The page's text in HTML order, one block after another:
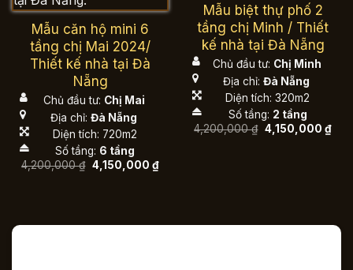
Mẫu căn hộ mini 6
tầng chị Mai 2024/
Thiết kế nhà tại Đà
Nẵng
Chủ đầu tư: Chị Mai
Địa chỉ: Đà Nẵng
Diện tích: 720m2
Số tầng: 6 tầng
4,200,000₫ Giá
gốc
4,150,000 ₫Giá
hiện
Mẫu biệt thự phố 2
tầng chị Minh / Thiết
kế nhà tại Đà Nẵng
Chủ đầu tư: Chị Minh
Địa chỉ: Đà Nẵng
Diện tích: 320m2
Số tầng: 2 tầng
4,200,000₫ Giá
gốc
4,150,000 ₫Giá
hiện